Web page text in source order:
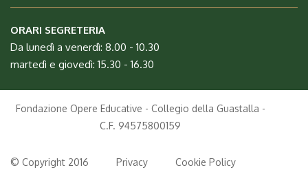
ORARI SEGRETERIA
Da lunedì a venerdì: 8.00 - 10.30
martedì e giovedì: 15.30 - 16.30
Fondazione Opere Educative - Collegio della Guastalla -
C.F. 94575800159
© Copyright 2016 Privacy Cookie Policy